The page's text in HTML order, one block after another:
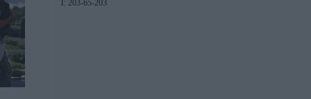
T: 203-65-203